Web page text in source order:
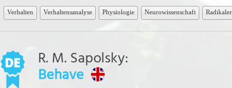
Verhalten Verhaltensanalyse Physiologie Neurowissenschaft
R. M. Sapolsky:
Behave